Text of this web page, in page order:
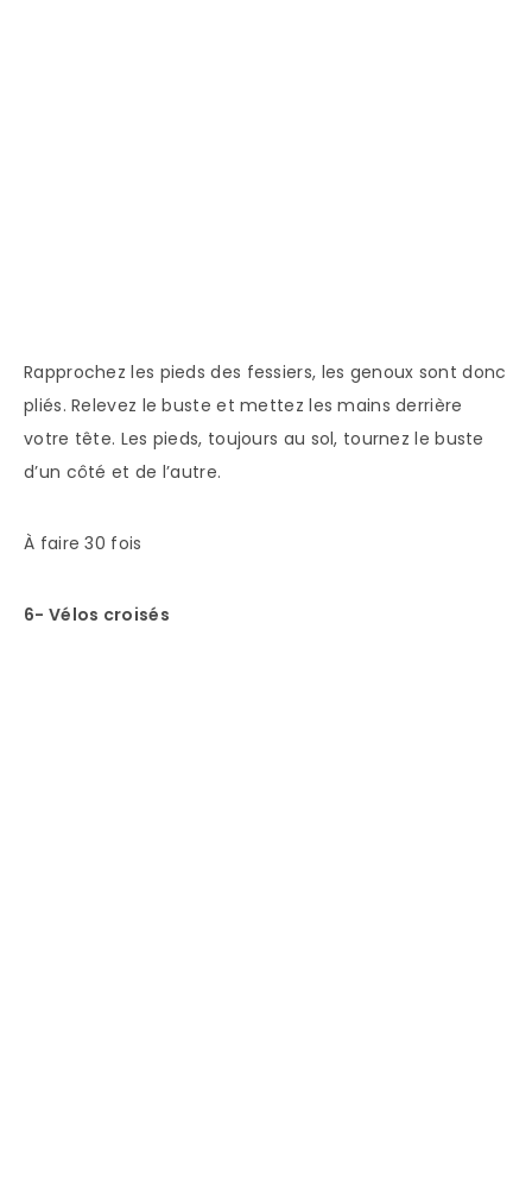
Rapprochez les pieds des fessiers, les genoux sont donc
pliés. Relevez le buste et mettez les mains derrière
votre tête. Les pieds, toujours au sol, tournez le buste
d’un côté et de l’autre.
À faire 30 fois
6- Vélos croisés